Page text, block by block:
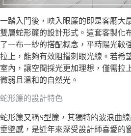
一踏入門後，映入眼簾的即是客廳大
雙層蛇形簾的設計形式。這套客製化
了一布一紗的搭配概念，平時陽光較
拉上，能夠有效阻擋刺眼光線。若希
室內，讓空間採光更加理想，僅需拉
微弱且溫和的自然光。
蛇形簾的設計特色
蛇形簾又稱S型簾，其獨特的波浪曲
垂墜感，是近年來深受設計師喜愛的